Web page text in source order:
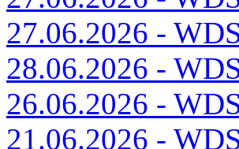
27.06.2026 -
28.06.2026 -
26.06.2026 -
21.06.2026 -